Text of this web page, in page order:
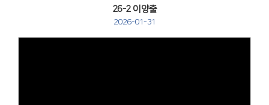
26-2 이양출
2026-01-31